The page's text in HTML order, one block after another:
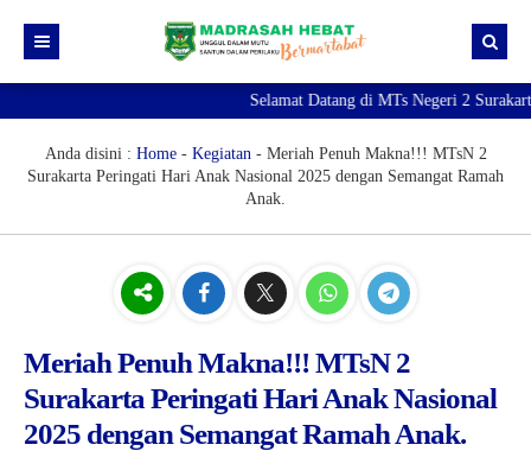
Berita
Visi Misi
Sejarah Madrasah
PTK
Guru & Tendik
Simpatika
Online CBT
Ekstrakurikuler
PMBM 2026/2027
Brosur PMBM
Selamat Datang di MTs Negeri 2
Anda disini : Home- Kegiatan- Meriah Penuh Makna!!! MTsN 2
Surakarta Peringati Hari Anak Nasional 2025 dengan Semangat Ramah
Anak.
Meriah Penuh Makna!!! MTsN 2
Surakarta Peringati Hari Anak Nasional
2025 dengan Semangat Ramah Anak.